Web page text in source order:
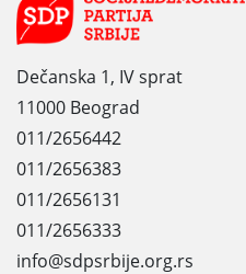
Dečanska 1, IV sprat
11000 Beograd
011/2656442
011/2656383
011/2656131
011/2656333
info@sdpsrbije.org.rs